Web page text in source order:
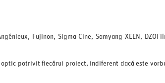
Fujinon, Sigma Cine, Samyang XEEN,
potrivit fiecărui proiect, indiferent dacă este